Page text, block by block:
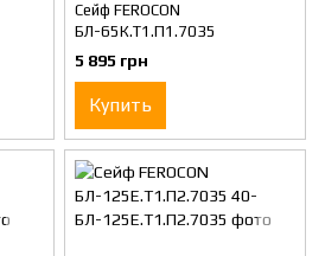
Сейф FEROCON
БЛ-65К.Т1.П1.7035
5 895 грн
Купить